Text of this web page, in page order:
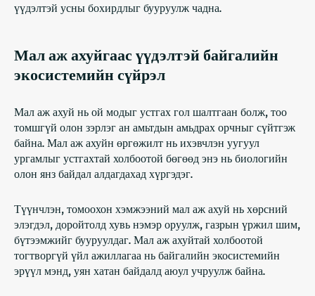
үүдэлтэй усны бохирдлыг бууруулж чадна.
Мал аж ахуйгаас үүдэлтэй байгалийн
экосистемийн сүйрэл
Мал аж ахуй нь ой модыг устгах гол шалтгаан болж, тоо
томшгүй олон зэрлэг ан амьтдын амьдрах орчныг сүйтгэж
байна. Мал аж ахуйн өргөжилт нь ихэвчлэн уугуул
ургамлыг устгахтай холбоотой бөгөөд энэ нь биологийн
олон янз байдал алдагдахад хүргэдэг.
Түүнчлэн, томоохон хэмжээний мал аж ахуй нь хөрсний
элэгдэл, доройтолд хувь нэмэр оруулж, газрын үржил шим,
бүтээмжийг бууруулдаг. Мал аж ахуйтай холбоотой
тогтворгүй үйл ажиллагаа нь байгалийн экосистемийн
эрүүл мэнд, уян хатан байдалд аюул учруулж байна.